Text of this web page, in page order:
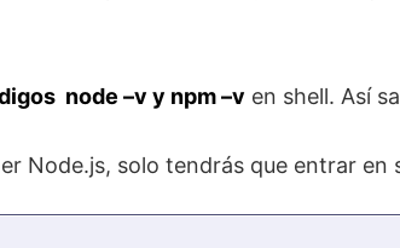
node –v y npm –v en shell. Así
Node.js, solo tendrás que entrar